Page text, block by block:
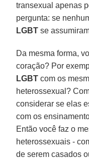
transexual apenas
pergunta: se
LGBT se
Da mesma forma,
coração? Por
LGBT com os
heterossexual?
considerar se elas
com os
Então você faz o
heterossexuais -
de serem casados